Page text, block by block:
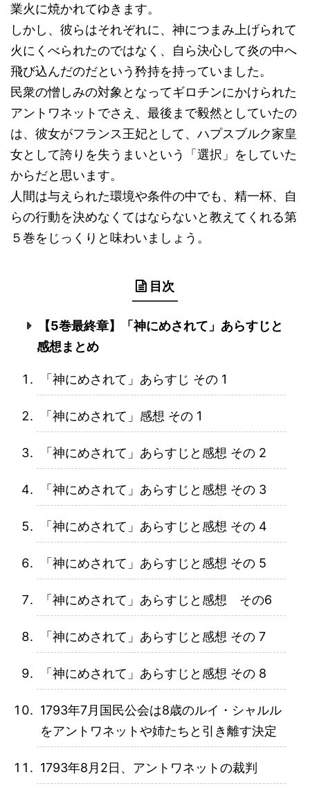
業火に焼かれてゆきます。
しかし、彼らはそれぞれに、神につまみ上げられて
火にくべられたのではなく、自ら決心して炎の中へ
飛び込んだのだという矜持を持っていました。
民衆の憎しみの対象となってギロチンにかけられた
アントワネットでさえ、最後まで毅然としていたの
は、彼女がフランス王妃として、ハプスブルク家皇
女として誇りを失うまいという「選択」をしていた
からだと思います。
人間は与えられた環境や条件の中でも、精一杯、自
らの行動を決めなくてはならないと教えてくれる第
５巻をじっくりと味わいましょう。
目次
【5巻最終章】「神にめされて」あらすじと
感想まとめ
「神にめされて」あらすじ その 1
「神にめされて」感想 その 1
「神にめされて」あらすじと感想 その 2
「神にめされて」あらすじと感想 その 3
「神にめされて」あらすじと感想 その 4
「神にめされて」あらすじと感想 その 5
「神にめされて」あらすじと感想 その6
「神にめされて」あらすじと感想 その 7
「神にめされて」あらすじと感想 その 8
1793年7月国民公会は8歳のルイ・シャルル
をアントワネットや姉たちと引き離す決定
1793年8月2日、アントワネットの裁判